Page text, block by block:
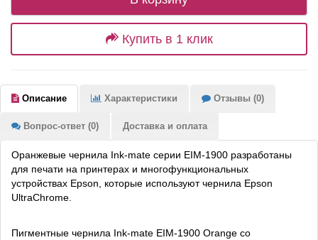
Купить в 1 клик
Описание Характеристики Отзывы (0)
Вопрос-ответ (0) Доставка и оплата
Оранжевые чернила Ink-mate серии EIM-1900 разработаны
для печати на принтерах и многофункциональных
устройствах Epson, которые используют чернила Epson
UltraChrome.
Пигментные чернила Ink-mate EIM-1900 Orange со